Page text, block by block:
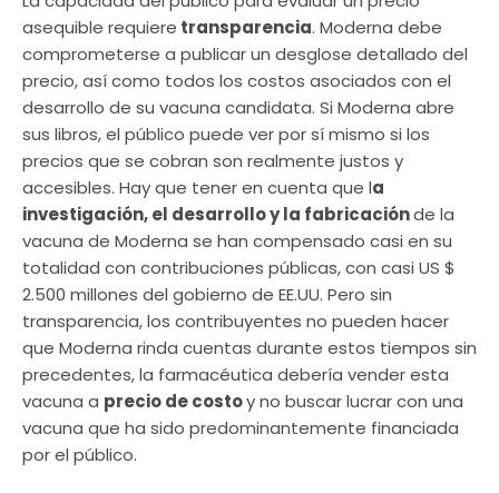
asequible requiere transparencia. Moderna debe
comprometerse a publicar un desglose detallado del
precio, así como todos los costos asociados con el
desarrollo de su vacuna candidata. Si Moderna abre
sus libros, el público puede ver por sí mismo si los
precios que se cobran son realmente justos y
accesibles. Hay que tener en cuenta que la
investigación, el desarrollo y la fabricaciónde la
vacuna de Moderna se han compensado casi en su
totalidad con contribuciones públicas, con casi US $
2.500 millones del gobierno de EE.UU. Pero sin
transparencia, los contribuyentes no pueden hacer
que Moderna rinda cuentas durante estos tiempos sin
precedentes, la farmacéutica debería vender esta
vacuna a precio de costoy no buscar lucrar con una
vacuna que ha sido predominantemente financiada
por el público.